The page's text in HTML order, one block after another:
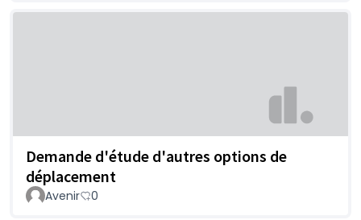
Demande d'étude d'autres options de
déplacement
Avenir 0